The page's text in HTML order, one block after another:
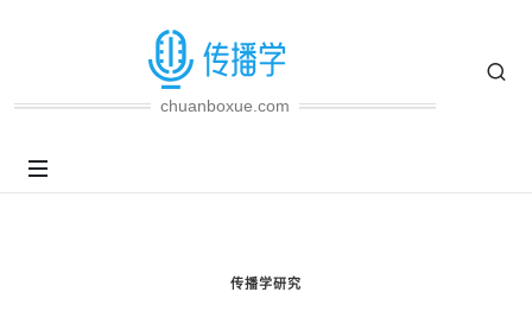
chuanboxue.com
传播学研究